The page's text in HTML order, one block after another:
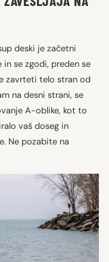
deski je začetni
se zgodi, preden se
zavrteti telo stran od
na desni strani, se
A-oblike, kot to
vaš doseg in
Ne pozabite na